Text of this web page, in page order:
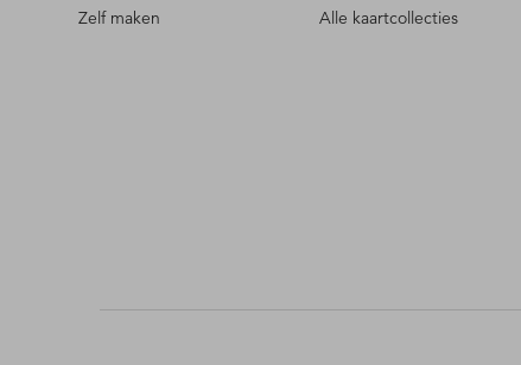
Zelf maken
Alle kaartcollecties